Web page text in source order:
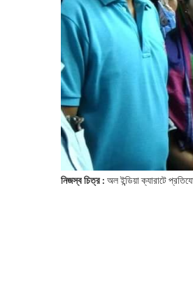
নিজস্ব চিত্র : অল ইন্ডিয়া ক্যারাটে